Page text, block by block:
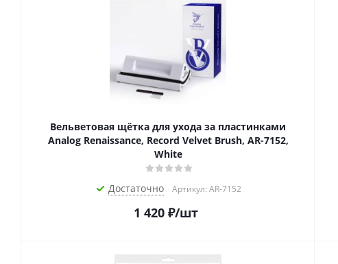
Вельветовая щётка для ухода за пластинками
Analog Renaissance, Record Velvet Brush, AR-7152,
White
Достаточно Артикул: AR-7152
1 420₽/шт